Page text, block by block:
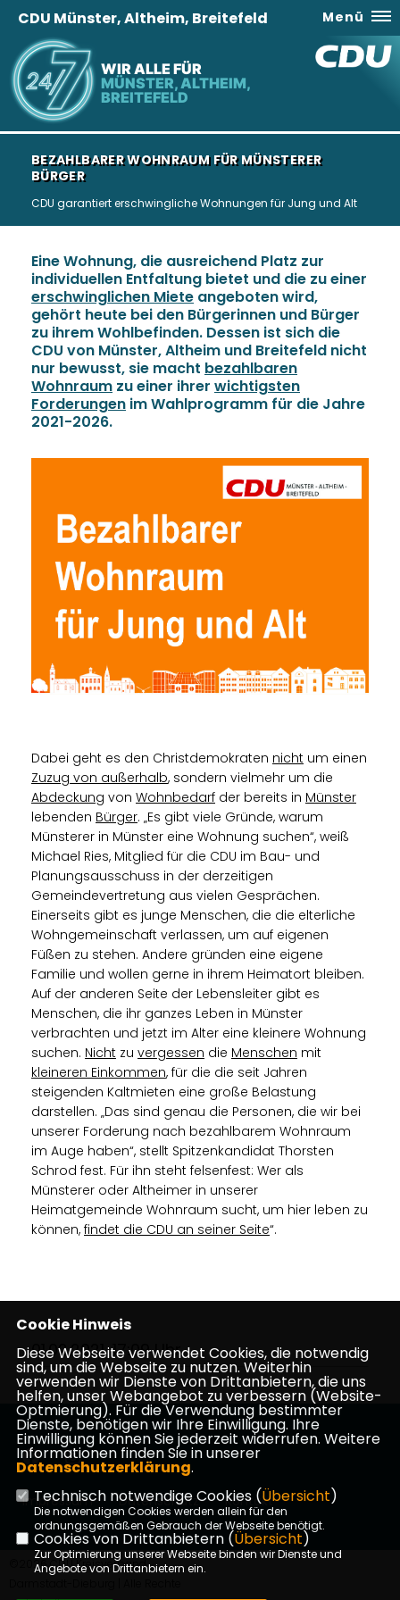
WIR ALLE FÜR
MÜNSTER, ALTHEIM,
BREITEFELD
CDU Münster, Altheim, Breitefeld Menü
BEZAHLBARER WOHNRAUM FÜR MÜNSTERER
BÜRGER
CDU garantiert erschwingliche Wohnungen für Jung und Alt
Eine Wohnung, die ausreichend Platz zur
individuellen Entfaltung bietet und die zu einer
erschwinglichen Miete angeboten wird,
gehört heute bei den Bürgerinnen und Bürger
zu ihrem Wohlbefinden. Dessen ist sich die
CDU von Münster, Altheim und Breitefeld nicht
nur bewusst, sie macht bezahlbaren
Wohnraum zu einer ihrer wichtigsten
Forderungen im Wahlprogramm für die Jahre
2021-2026.
Dabei geht es den Christdemokraten nicht um einen
Zuzug von außerhalb, sondern vielmehr um die
Abdeckung von Wohnbedarf der bereits in Münster
lebenden Bürger. „Es gibt viele Gründe, warum
Münsterer in Münster eine Wohnung suchen“, weiß
Michael Ries, Mitglied für die CDU im Bau- und
Planungsausschuss in der derzeitigen
Gemeindevertretung aus vielen Gesprächen.
Einerseits gibt es junge Menschen, die die elterliche
Wohngemeinschaft verlassen, um auf eigenen
Füßen zu stehen. Andere gründen eine eigene
Familie und wollen gerne in ihrem Heimatort bleiben.
Auf der anderen Seite der Lebensleiter gibt es
Menschen, die ihr ganzes Leben in Münster
verbrachten und jetzt im Alter eine kleinere Wohnung
suchen. Nicht zu vergessen die Menschen mit
kleineren Einkommen, für die die seit Jahren
steigenden Kaltmieten eine große Belastung
darstellen. „Das sind genau die Personen, die wir bei
unserer Forderung nach bezahlbarem Wohnraum
im Auge haben“, stellt Spitzenkandidat Thorsten
Schrod fest. Für ihn steht felsenfest: Wer als
Münsterer oder Altheimer in unserer
Heimatgemeinde Wohnraum sucht, um hier leben zu
können, findet die CDU an seiner Seite“.
01.02.2021, 17:09 Uhr
Impressum Datenschutz Kontakt
©2026 CDU Kreisverband
Cookie Hinweis
Diese Webseite verwendet Cookies, die notwendig
sind, um die Webseite zu nutzen. Weiterhin
verwenden wir Dienste von Drittanbietern, die uns
helfen, unser Webangebot zu verbessern (Website-
Optmierung). Für die Verwendung bestimmter
Dienste, benötigen wir Ihre Einwilligung. Ihre
Einwilligung können Sie jederzeit widerrufen. Weitere
Informationen finden Sie in unserer
Datenschutzerklärung.
Technisch notwendige Cookies (Übersicht)
Die notwendigen Cookies werden allein für den
ordnungsgemäßen Gebrauch der Webseite benötigt.
Cookies von Drittanbietern (Übersicht)
Zur Optimierung unserer Webseite binden wir Dienste und
Angebote von Drittanbietern ein.